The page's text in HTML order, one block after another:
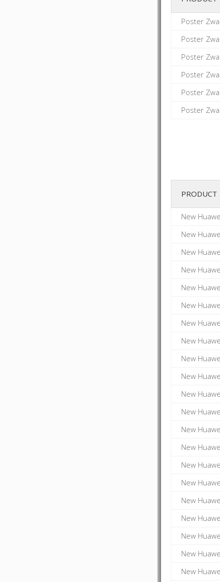
Poster
Poster
Poster
Poster
Poster
Poster
PRODUCT
New
New
New
New
New
New
New
New
New
New
New
New
New
New
New
New
New
New
New
New
New